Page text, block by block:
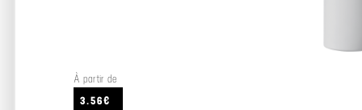
À partir de
3.56€